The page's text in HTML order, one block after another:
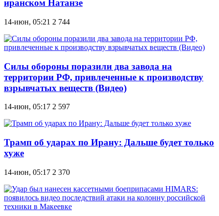
иранском Натанзе
14-июн, 05:21 2 744
Силы обороны поразили два завода на
территории РФ, привлеченные к производству
взрывчатых веществ (Видео)
14-июн, 05:17 2 597
Трамп об ударах по Ирану: Дальше будет только
хуже
14-июн, 05:17 2 370